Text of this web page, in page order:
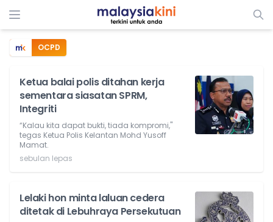
OCPD
Ketua balai polis ditahan kerja
sementara siasatan SPRM,
Integriti
“Kalau kita dapat bukti, tiada kompromi,"
tegas Ketua Polis Kelantan Mohd Yusoff
Mamat.
sebulan lepas
Lelaki hon minta laluan cedera
ditetak di Lebuhraya Persekutuan